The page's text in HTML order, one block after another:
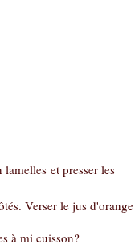
et presser les
Verser le jus d'orange
à mi cuisson?